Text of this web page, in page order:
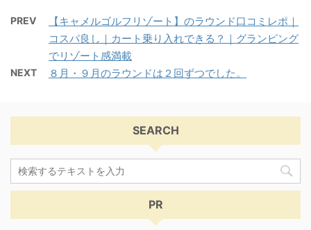
PREV
【キャメルゴルフリゾート】のラウンド口コミレポ｜
コスパ良し｜カート乗り入れできる？｜グランピング
でリゾート感満載
NEXT ８月・９月のラウンドは２回ずつでした。
SEARCH
PR